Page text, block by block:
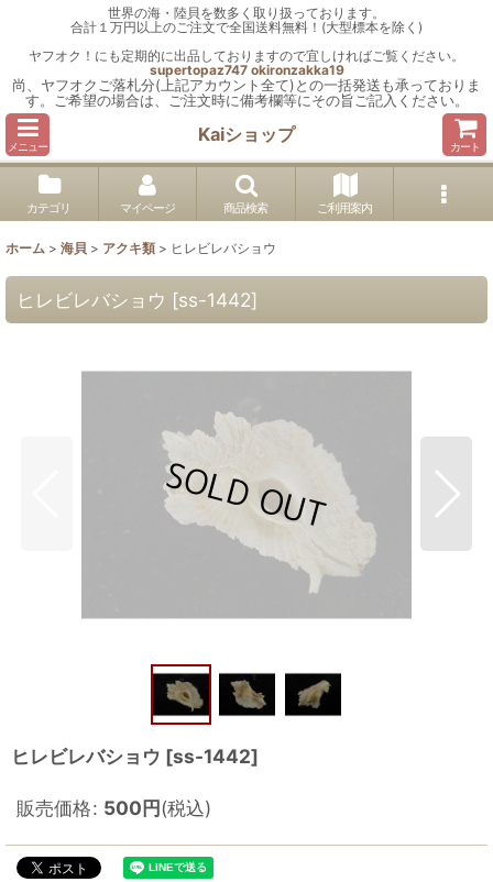
世界の海・陸貝を数多く取り扱っております。
合計１万円以上のご注文で全国送料無料！(大型標本を除く)
ヤフオク！にも定期的に出品しておりますので宜しければご覧ください。
supertopaz747 okironzakka19
尚、ヤフオクご落札分(上記アカウント全て)との一括発送も承っておりま
す。ご希望の場合は、ご注文時に備考欄等にその旨ご記入ください。
メニュー
Kaiショップ
カート
カテゴリ マイページ 商品検索 ご利用案内
ホーム > 海貝 > アクキ類 > ヒレビレバショウ
ヒレビレバショウ [ss-1442]
ヒレビレバショウ [ss-1442]
販売価格: 500円(税込)